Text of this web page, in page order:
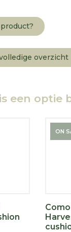
overzicht
een optie
ON